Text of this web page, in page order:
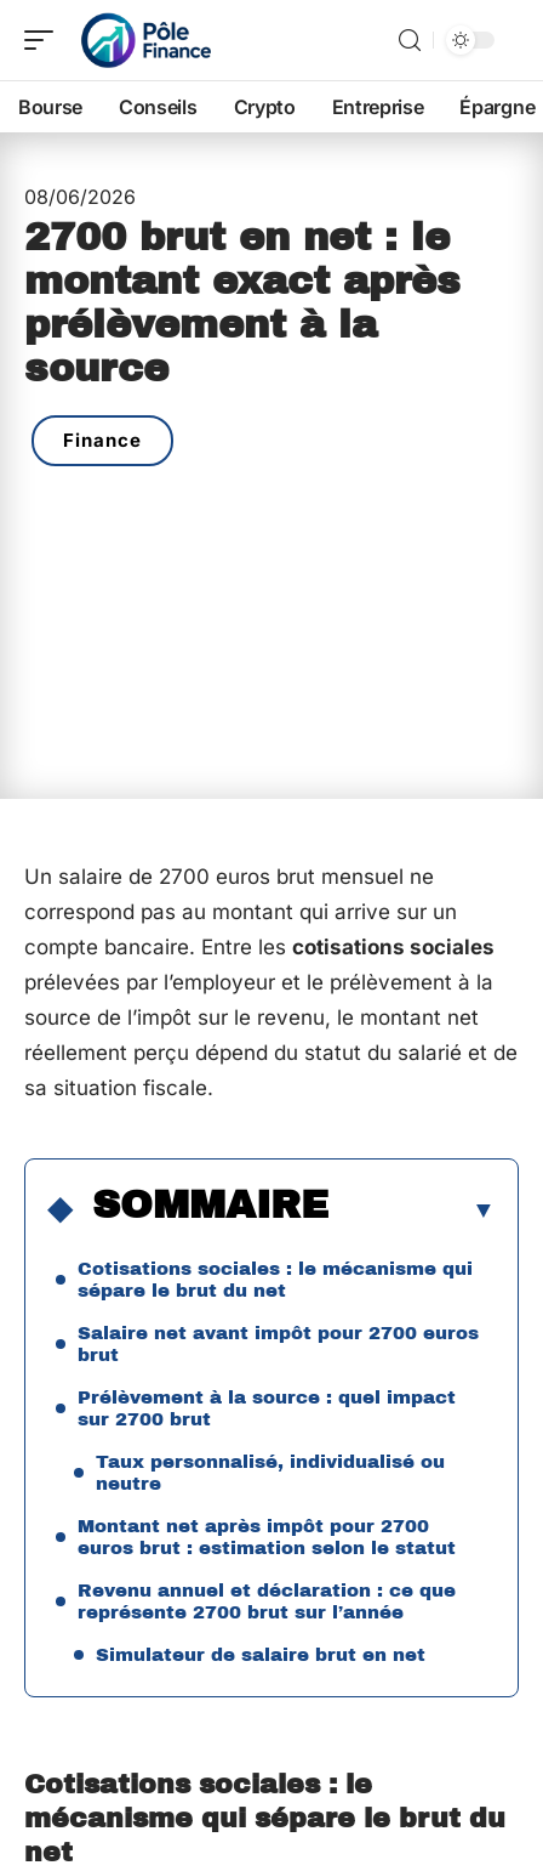
Bourse Conseils Crypto Entreprise Épargne
08/06/2026
2700 brut en net : le
montant exact après
prélèvement à la
source
Finance
Un salaire de 2700 euros brut mensuel ne
correspond pas au montant qui arrive sur un
compte bancaire. Entre les cotisations sociales
prélevées par l’employeur et le prélèvement à la
source de l’impôt sur le revenu, le montant net
réellement perçu dépend du statut du salarié et de
sa situation fiscale.
SOMMAIRE
Cotisations sociales : le mécanisme qui
sépare le brut du net
Salaire net avant impôt pour 2700 euros
brut
Prélèvement à la source : quel impact
sur 2700 brut
Taux personnalisé, individualisé ou
neutre
Montant net après impôt pour 2700
euros brut : estimation selon le statut
Revenu annuel et déclaration : ce que
représente 2700 brut sur l’année
Simulateur de salaire brut en net
Cotisations sociales : le
mécanisme qui sépare le brut du
net